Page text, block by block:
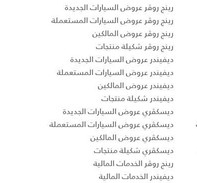
رينج روڤر عروض السيارات الجديدة
رينج روڤر عروض السيارات المستعملة
رينج روڤر عروض المالكين
رينج روڤر شكيلة منتجات
ديفيندر عروض السيارات الجديدة
ديفيندر عروض السيارات المستعملة
ديفيندر عروض المالكين
ديفيندر شكيلة منتجات
ديسكڤري عروض السيارات الجديدة
ديسكڤري عروض السيارات المستعملة
ديسكڤري عروض المالكين
ديسكڤري شكيلة منتجات
رينج روڤر الخدمات المالية
ديفيندر الخدمات المالية